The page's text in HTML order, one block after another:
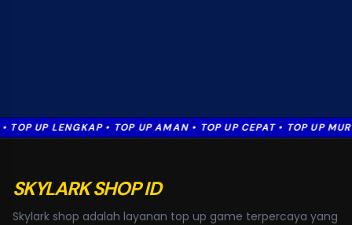
UP LENGKAP • TOP UP AMAN • TOP UP CEPAT • TOP UP
SKYLARK SHOP ID
Skylark shop adalah layanan top up game terpercaya yang